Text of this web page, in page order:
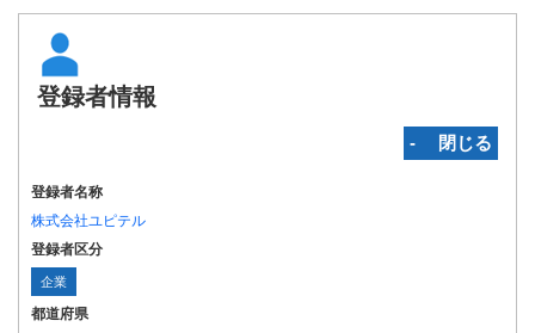
登録者情報
‐ 閉じる
登録者名称
株式会社ユピテル
登録者区分
企業
都道府県